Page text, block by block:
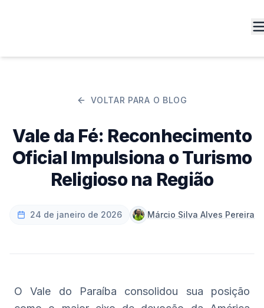
VOLTAR PARA O BLOG
Vale da Fé: Reconhecimento
Oficial Impulsiona o Turismo
Religioso na Região
24 de janeiro de 2026 Márcio Silva Alves Pereira
O Vale do Paraíba consolidou sua posição